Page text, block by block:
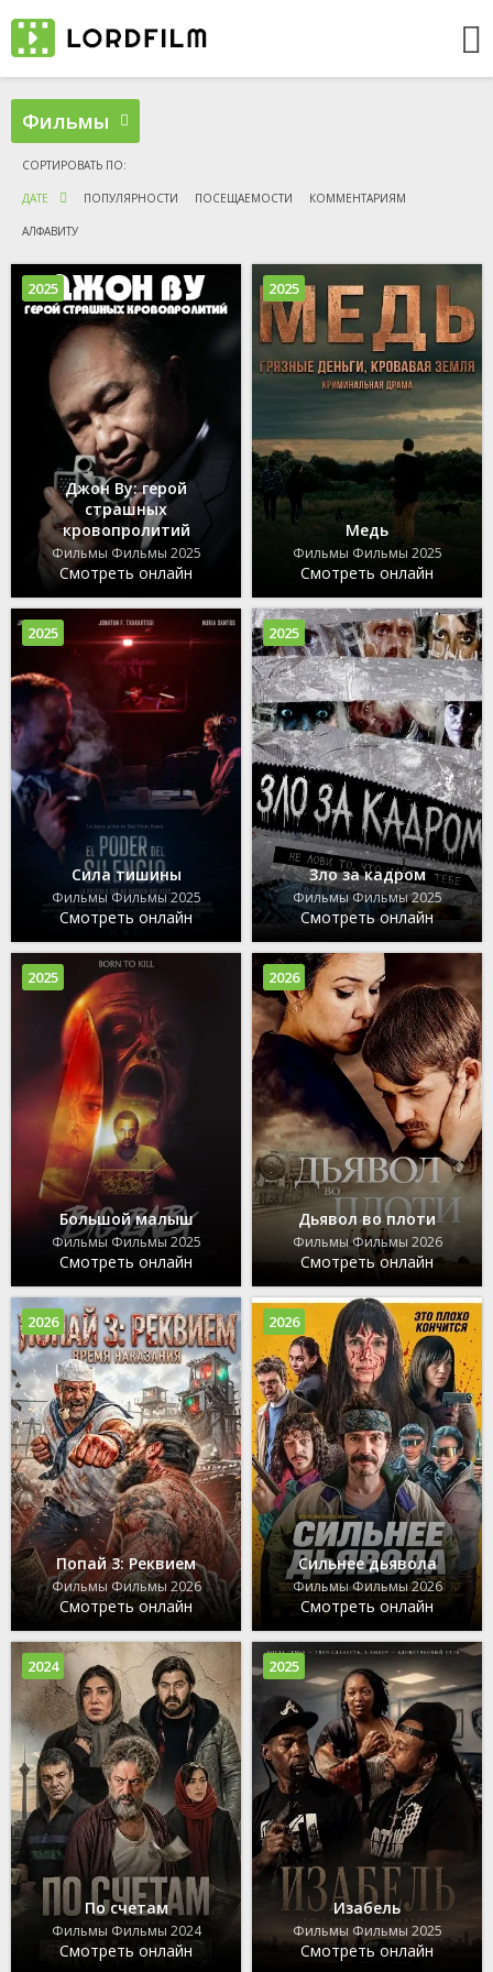
Фильмы
ДАТЕ ПОПУЛЯРНОСТИ ПОСЕЩАЕМОСТИ КОММЕНТАРИЯМ
АЛФАВИТУ
Джон Ву: герой
страшных
кровопролитий
Фильмы Фильмы 2025
Смотреть онлайн
2025
Медь
Фильмы Фильмы 2025
Смотреть онлайн
2025
Сила тишины
Фильмы Фильмы 2025
Смотреть онлайн
2025
Зло за кадром
Фильмы Фильмы 2025
Смотреть онлайн
2025
Большой малыш
Фильмы Фильмы 2025
Смотреть онлайн
2025
Дьявол во плоти
Фильмы Фильмы 2026
Смотреть онлайн
2026
Попай 3: Реквием
Фильмы Фильмы 2026
Смотреть онлайн
2026
Сильнее дьявола
Фильмы Фильмы 2026
Смотреть онлайн
2026
По счетам
Фильмы Фильмы 2024
Смотреть онлайн
2024
Изабель
Фильмы Фильмы 2025
Смотреть онлайн
2025